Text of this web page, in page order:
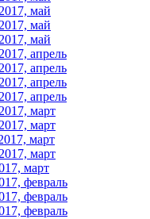
май
май
май
апрель
апрель
апрель
апрель
март
март
март
март
март
февраль
февраль
февраль